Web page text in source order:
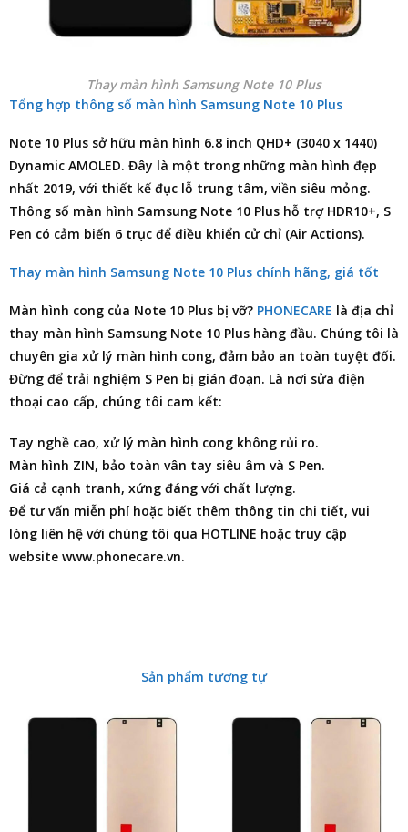
Thay màn hình Samsung Note 10 Plus
Tổng hợp thông số màn hình Samsung Note 10 Plus
Note 10 Plus sở hữu màn hình 6.8 inch QHD+ (3040 x 1440)
Dynamic AMOLED. Đây là một trong những màn hình đẹp
nhất 2019, với thiết kế đục lỗ trung tâm, viền siêu mỏng.
Thông số màn hình Samsung Note 10 Plus hỗ trợ HDR10+, S
Pen có cảm biến 6 trục để điều khiển cử chỉ (Air Actions).
Thay màn hình Samsung Note 10 Plus chính hãng, giá tốt
Màn hình cong của Note 10 Plus bị vỡ? PHONECARE là địa chỉ
thay màn hình Samsung Note 10 Plus hàng đầu. Chúng tôi là
chuyên gia xử lý màn hình cong, đảm bảo an toàn tuyệt đối.
Đừng để trải nghiệm S Pen bị gián đoạn. Là nơi sửa điện
thoại cao cấp, chúng tôi cam kết:
Tay nghề cao, xử lý màn hình cong không rủi ro.
Màn hình ZIN, bảo toàn vân tay siêu âm và S Pen.
Giá cả cạnh tranh, xứng đáng với chất lượng.
Để tư vấn miễn phí hoặc biết thêm thông tin chi tiết, vui
lòng liên hệ với chúng tôi qua HOTLINE hoặc truy cập
website www.phonecare.vn.
Sản phẩm tương tự